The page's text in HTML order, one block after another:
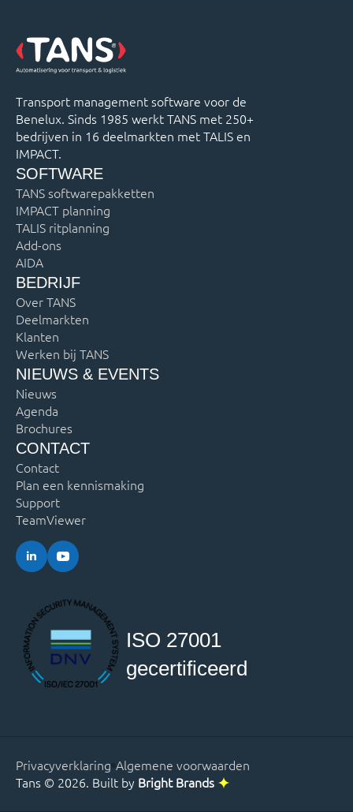
Transport management software voor de
Benelux. Sinds 1985 werkt TANS met 250+
bedrijven in 16 deelmarkten met TALIS en
IMPACT.
SOFTWARE
TANS softwarepakketten
IMPACT planning
TALIS ritplanning
Add-ons
AIDA
BEDRIJF
Over TANS
Deelmarkten
Klanten
Werken bij TANS
NIEUWS & EVENTS
Nieuws
Agenda
Brochures
CONTACT
Contact
Plan een kennismaking
Support
TeamViewer
ISO 27001
gecertificeerd
Tans © 2026. Built by Bright Brands
Privacyverklaring Algemene voorwaarden